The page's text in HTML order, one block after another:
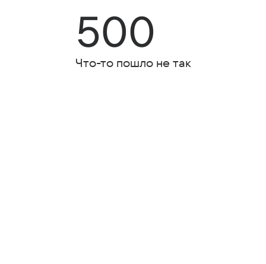
500
Что-то пошло не так